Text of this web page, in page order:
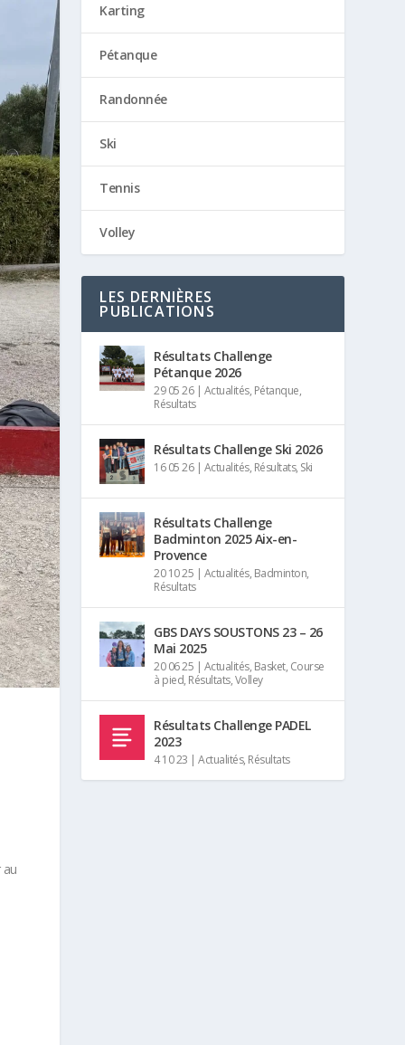
Karting
Pétanque
Randonnée
Ski
Tennis
Volley
LES DERNIÈRES
PUBLICATIONS
Résultats Challenge
Pétanque 2026
29 05 26| Actualités, Pétanque,
Résultats
Résultats Challenge Ski 2026
16 05 26| Actualités, Résultats, Ski
Résultats Challenge
Badminton 2025 Aix-en-
Provence
20 10 25 | Actualités, Badminton,
Résultats
GBS DAYS SOUSTONS 23 – 26
Mai 2025
20 06 25 | Actualités, Basket, Course
à pied, Résultats,Volley
Résultats Challenge PADEL
2023
4 10 23 |Actualités, Résultats